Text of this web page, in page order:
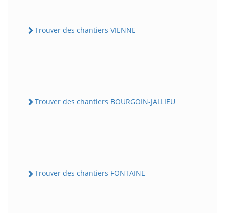
Trouver des chantiers VIENNE
Trouver des chantiers BOURGOIN-JALLIEU
Trouver des chantiers FONTAINE